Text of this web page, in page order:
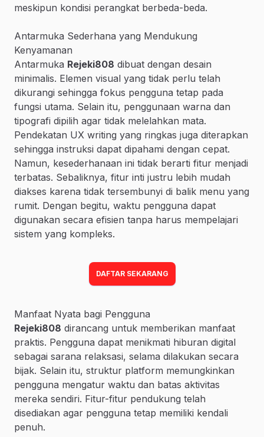
meskipun kondisi perangkat berbeda-beda.
Antarmuka Sederhana yang Mendukung
Kenyamanan
Antarmuka Rejeki808 dibuat dengan desain
minimalis. Elemen visual yang tidak perlu telah
dikurangi sehingga fokus pengguna tetap pada
fungsi utama. Selain itu, penggunaan warna dan
tipografi dipilih agar tidak melelahkan mata.
Pendekatan UX writing yang ringkas juga diterapkan
sehingga instruksi dapat dipahami dengan cepat.
Namun, kesederhanaan ini tidak berarti fitur menjadi
terbatas. Sebaliknya, fitur inti justru lebih mudah
diakses karena tidak tersembunyi di balik menu yang
rumit. Dengan begitu, waktu pengguna dapat
digunakan secara efisien tanpa harus mempelajari
sistem yang kompleks.
DAFTAR SEKARANG
Manfaat Nyata bagi Pengguna
Rejeki808 dirancang untuk memberikan manfaat
praktis. Pengguna dapat menikmati hiburan digital
sebagai sarana relaksasi, selama dilakukan secara
bijak. Selain itu, struktur platform memungkinkan
pengguna mengatur waktu dan batas aktivitas
mereka sendiri. Fitur-fitur pendukung telah
disediakan agar pengguna tetap memiliki kendali
penuh.